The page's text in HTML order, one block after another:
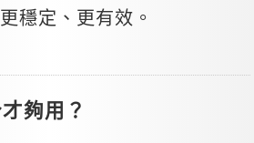
穩定、更有效。
夠用？